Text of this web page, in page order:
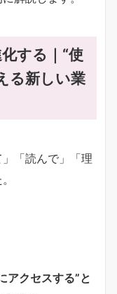
する｜“使
る新しい業
「読んで」「理
アクセスする”と